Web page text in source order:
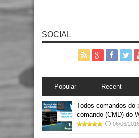
SOCIAL
Popular Recent
Todos comandos do
comando (CMD) do
06/06/2016